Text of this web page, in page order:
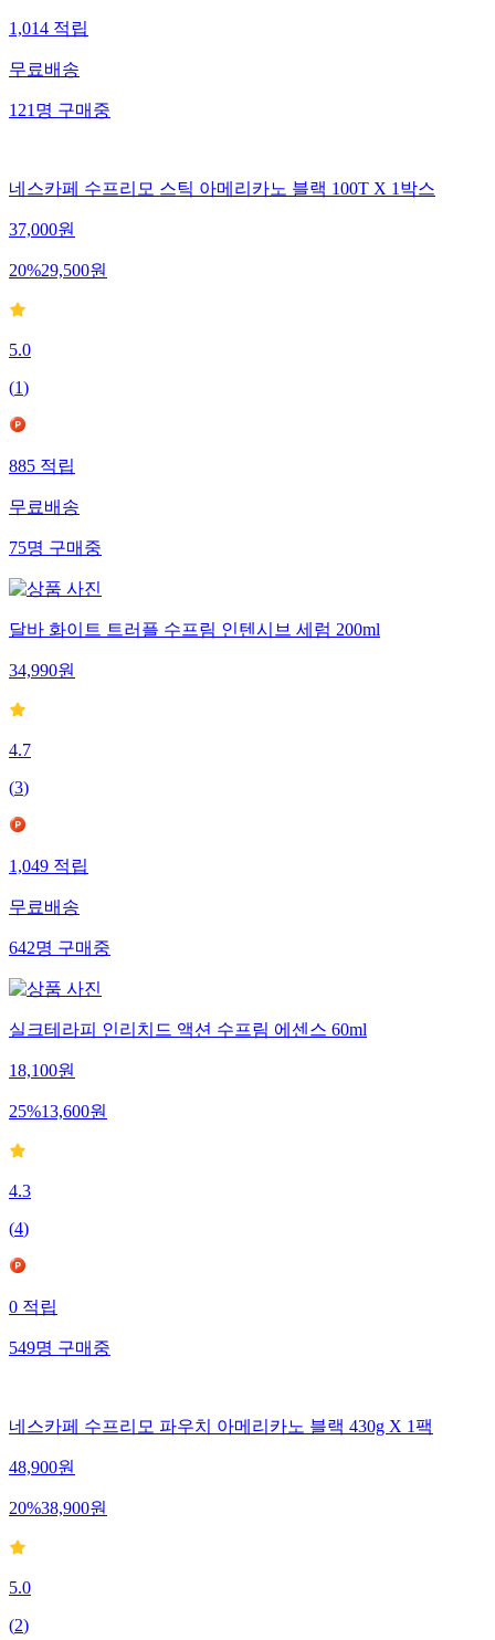
1,014적립
무료배송
121명구매중
네스카페 수프리모 스틱 아메리카노 블랙 100T X 1박스
37,000원
20%29,500원
5.0
(1)
885적립
무료배송
75명구매중
달바 화이트 트러플 수프림 인텐시브 세럼 200ml
34,990원
4.7
(3)
1,049적립
무료배송
642명구매중
실크테라피 인리치드 액션 수프림 에센스 60ml
18,100원
25%13,600원
4.3
(4)
0적립
549명구매중
네스카페 수프리모 파우치 아메리카노 블랙 430g X 1팩
48,900원
20%38,900원
5.0
(2)